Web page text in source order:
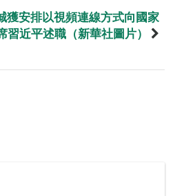
獲安排以視頻連線方式向國家
習近平述職（新華社圖片）